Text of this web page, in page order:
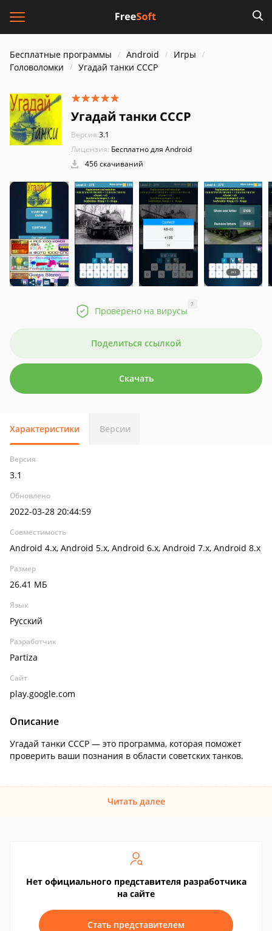
Бесплатные программы Android
Игры
Головоломки
Угадай танки СССР
Угадай танки СССР
Версия:3.1
Лицензия: Бесплатно для Android
456 скачиваний
Проверено на вирусы
?
Поделиться ссылкой
Скачать
Характеристики Версии
Версия
3.1
Обновлено
2022-03-28 20:44:59
Совместимость
Android 4.x, Android 5.x, Android 6.x, Android 7.x, Android 8.x
Размер
26.41 МБ
Язык
Русский
Разработчик
Partiza
Сайт
play.google.com
Описание
Угадай танки СССР — это программа, которая поможет
проверить ваши познания в области советских танков.
Читать далее
Нет официального представителя разработчика
на сайте
Стать представителем